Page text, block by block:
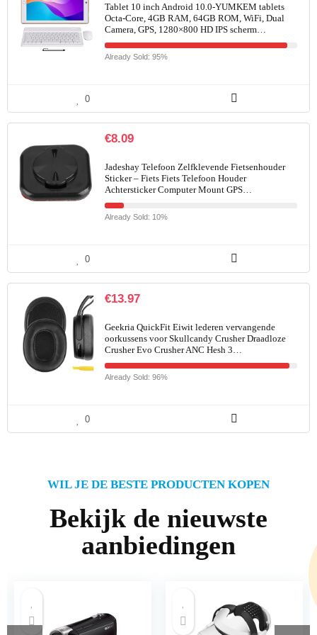
Tablet 10 inch Android 10.0-YUMKEM tablets
Octa-Core, 4GB RAM, 64GB ROM, WiFi, Dual
Camera, GPS, 1280×800 HD IPS scherm…
Already Sold: 95%
0
€8.09
Jadeshay Telefoon Zelfklevende Fietsenhouder
Sticker – Fiets Fiets Telefoon Houder
Achtersticker Computer Mount GPS…
Already Sold: 10%
0
€13.97
Geekria QuickFit Eiwit lederen vervangende
oorkussens voor Skullcandy Crusher Draadloze
Crusher Evo Crusher ANC Hesh 3…
Already Sold: 96%
0
WIL JE DE BESTE PRODUCTEN KOPEN
Bekijk de nieuwste
aanbiedingen